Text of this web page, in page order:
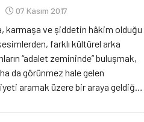
07 Kasım 2017
karmaşa ve şiddetin hâkim olduğu
farklı kültürel arka
“adalet zemininde” buluşmak,
da görünmez hale gelen
aramak üzere bir araya geldiği
Osman Kavala hakkında yazılı bir